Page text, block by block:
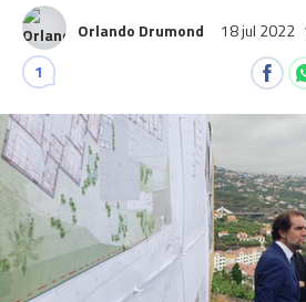
Orlando Drumond 18 jul 2022
1